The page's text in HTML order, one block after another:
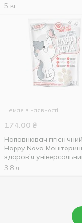
5 кг
Немає в наявності
174.00 ₴
Наповнювач гігієнічний
Happy Nova
здоров'я
силікагелевий 3,8л
3.8 л